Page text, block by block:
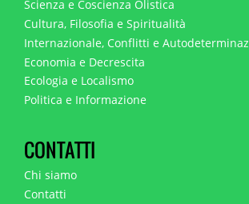
Scienza e Coscienza Olistica
Cultura, Filosofia e Spiritualità
Internazionale, Conflitti e
Economia e Decrescita
Ecologia e Localismo
Politica e Informazione
CONTATTI
Chi siamo
Contatti